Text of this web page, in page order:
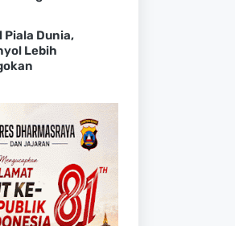
Piala Dunia,
Lebih